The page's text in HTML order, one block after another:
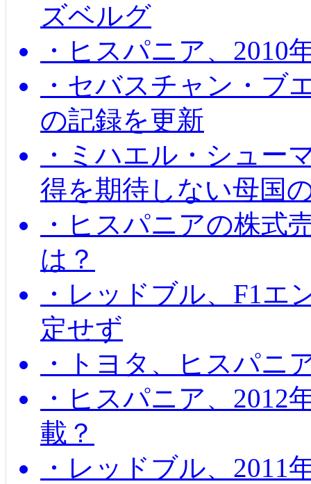
ズベルグ
・ヒスパニア、2010
・セバスチャン・ブ
の記録を更新
・ミハエル・シュー
得を期待しない母国
・ヒスパニアの株式
は？
・レッドブル、F1エ
定せず
・トヨタ、ヒスパニ
・ヒスパニア、2012
載？
・レッドブル、2011